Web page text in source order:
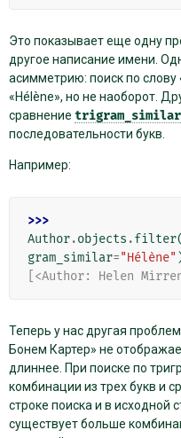
Это показывает еще одну
другое написание имени.
асимметрию: поиск по слову
«Hélène», но не наоборот.
сравнение trigram_similar
последовательности букв.
Например:
Author.objects .filter(
gram_similar="Hélène"
[<Author: Helen
Теперь у нас другая
Бонем Картер» не
длиннее. При поиске по
комбинации из трех букв и
строке поиска и в исходной
существует больше